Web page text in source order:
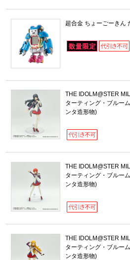
超合金 ちょーごーきん
THE IDOLM@STER
ターティング・ブルー
ンタ造形物)
THE IDOLM@STER
ターティング・ブルー
ンタ造形物)
THE IDOLM@STER
ターティング・ブルー
ンタ造形物)